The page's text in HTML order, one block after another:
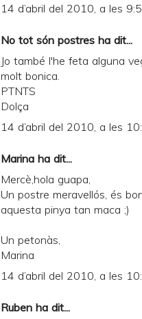
14 d’abril del 2010, a les
No tot són postres ha dit...
Jo també l'he feta alguna
molt bonica.
PTNTS
Dolça
14 d’abril del 2010, a les
Marina ha dit...
Mercè,hola guapa,
Un postre meravellós, és
aquesta pinya tan maca ;)
Un petonàs,
Marina
14 d’abril del 2010, a les
Ruben ha dit...